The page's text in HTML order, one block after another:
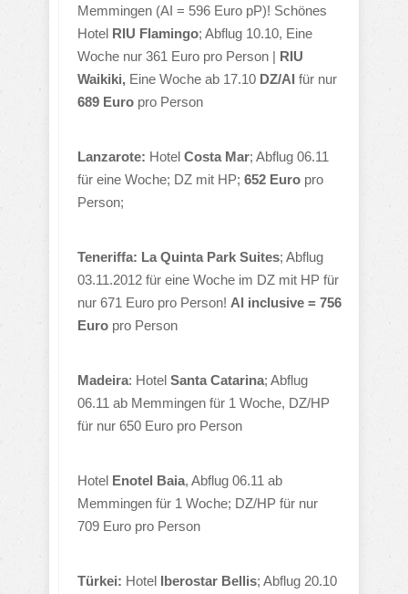
Memmingen (AI = 596 Euro pP)! Schönes
Hotel RIU Flamingo; Abflug 10.10, Eine
Woche nur 361 Euro pro Person | RIU
Waikiki, Eine Woche ab 17.10 DZ/AI für nur
689 Euro pro Person
Lanzarote: Hotel Costa Mar; Abflug 06.11
für eine Woche; DZ mit HP; 652 Euro pro
Person;
Teneriffa: La Quinta Park Suites; Abflug
03.11.2012 für eine Woche im DZ mit HP für
nur 671 Euro pro Person! Al inclusive = 756
Euro pro Person
Madeira: Hotel Santa Catarina; Abflug
06.11 ab Memmingen für 1 Woche, DZ/HP
für nur 650 Euro pro Person
Hotel Enotel Baia, Abflug 06.11 ab
Memmingen für 1 Woche; DZ/HP für nur
709 Euro pro Person
Türkei: Hotel Iberostar Bellis; Abflug 20.10